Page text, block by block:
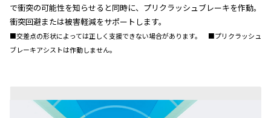
で衝突の可能性を知らせると同時に、プリクラッシュブレーキを作動。
衝突回避または被害軽減をサポートします。
■交差点の形状によっては正しく支援できない場合があります。 ■プリクラッシュ
ブレーキアシストは作動しません。